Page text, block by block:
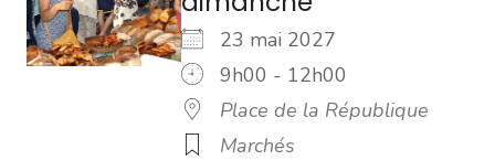
23 mai 2027
9h00 - 12h00
Place de la République
Marchés